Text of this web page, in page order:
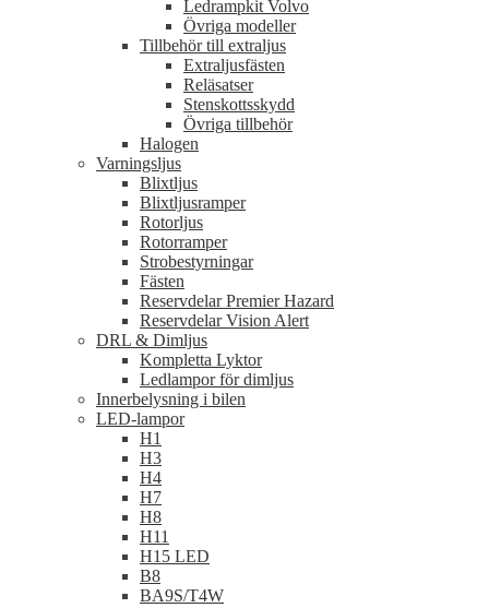
Ledrampkit Volvo
Övriga modeller
Tillbehör till extraljus
Extraljusfästen
Reläsatser
Stenskottsskydd
Övriga tillbehör
Halogen
Varningsljus
Blixtljus
Blixtljusramper
Rotorljus
Rotorramper
Strobestyrningar
Fästen
Reservdelar Premier Hazard
Reservdelar Vision Alert
DRL & Dimljus
Kompletta Lyktor
Ledlampor för dimljus
Innerbelysning i bilen
LED-lampor
H1
H3
H4
H7
H8
H11
H15 LED
B8
BA9S/T4W